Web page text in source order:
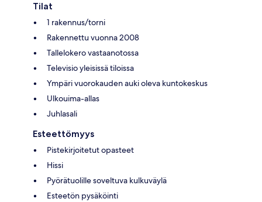
Tilat
1 rakennus/torni
Rakennettu vuonna 2008
Tallelokero vastaanotossa
Televisio yleisissä tiloissa
Ympäri vuorokauden auki oleva kuntokeskus
Ulkouima-allas
Juhlasali
Esteettömyys
Pistekirjoitetut opasteet
Hissi
Pyörätuolille soveltuva kulkuväylä
Esteetön pysäköinti